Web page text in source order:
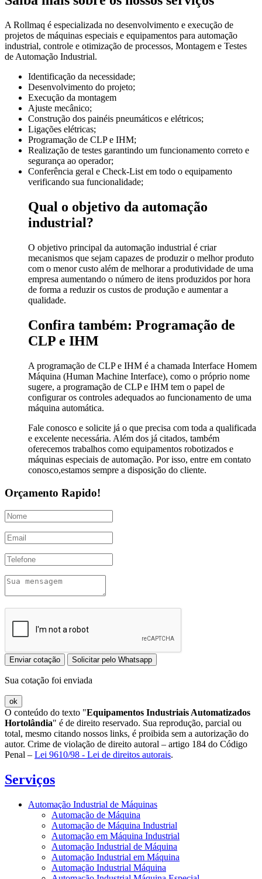
A Rollmaq é especializada no desenvolvimento e execução de
projetos de máquinas especiais e equipamentos para automação
industrial, controle e otimização de processos, Montagem e Testes
de Automação Industrial.
Identificação da necessidade;
Desenvolvimento do projeto;
Execução da montagem
Ajuste mecânico;
Construção dos painéis pneumáticos e elétricos;
Ligações elétricas;
Programação de CLP e IHM;
Realização de testes garantindo um funcionamento correto e
segurança ao operador;
Conferência geral e Check-List em todo o equipamento
verificando sua funcionalidade;
Qual o objetivo da automação
industrial?
O objetivo principal da automação industrial é criar
mecanismos que sejam capazes de produzir o melhor produto
com o menor custo além de melhorar a produtividade de uma
empresa aumentando o número de itens produzidos por hora
de forma a reduzir os custos de produção e aumentar a
qualidade.
Confira também: Programação de
CLP e IHM
A programação de CLP e IHM é a chamada Interface Homem
Máquina (Human Machine Interface), como o próprio nome
sugere, a programação de CLP e IHM tem o papel de
configurar os controles adequados ao funcionamento de uma
máquina automática.
Fale conosco e solicite já o que precisa com toda a qualificada
e excelente necessária. Além dos já citados, também
oferecemos trabalhos como equipamentos robotizados e
máquinas especiais de automação. Por isso, entre em contato
conosco,estamos sempre a disposição do cliente.
Orçamento Rapido!
Enviar cotação Solicitar pelo Whatsapp
Sua cotação foi enviada
ok
O conteúdo do texto "Equipamentos Industriais Automatizados
Hortolândia" é de direito reservado. Sua reprodução, parcial ou
total, mesmo citando nossos links, é proibida sem a autorização do
autor. Crime de violação de direito autoral – artigo 184 do Código
Penal – Lei 9610/98 - Lei de direitos autorais.
Serviços
Automação Industrial de Máquinas
Automação de Máquina
Automação de Máquina Industrial
Automação em Máquina Industrial
Automação Industrial de Máquina
Automação Industrial em Máquina
Automação Industrial Máquina